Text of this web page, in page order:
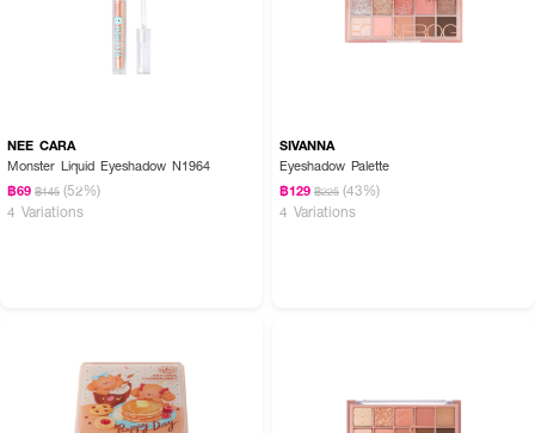
NEE CARA
Monster Liquid Eyeshadow N1964
฿69 ฿145 (52%)
4 Variations
SIVANNA
Eyeshadow Palette
฿129 ฿225 (43%)
4 Variations